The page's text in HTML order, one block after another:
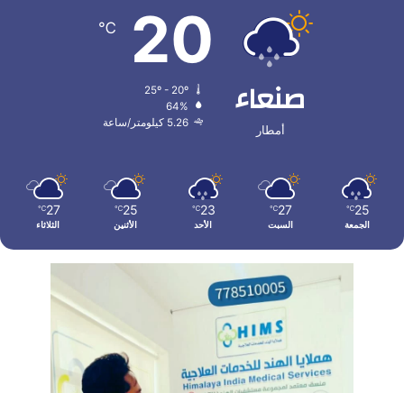
صنعاء
أمطار
20
℃
64%
5.26 كيلومتر/ساعة
25
℃
الجمعة
27
℃
السبت
23
℃
الأحد
25
℃
الأثنين
27
℃
الثلاثاء